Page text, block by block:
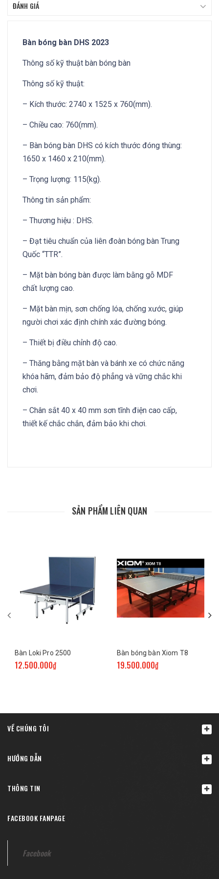
ĐÁNH GIÁ
Bàn bóng bàn DHS 2023
Thông số kỹ thuật bàn bóng bàn
Thông số kỹ thuật:
– Kích thước: 2740 x 1525 x 760(mm).
– Chiều cao: 760(mm).
– Bàn bóng bàn DHS có kích thước đóng thùng:
1650 x 1460 x 210(mm).
– Trọng lượng: 115(kg).
Thông tin sản phẩm:
– Thương hiệu : DHS.
– Đạt tiêu chuẩn của liên đoàn bóng bàn Trung
Quốc “TTR”.
– Mặt bàn bóng bàn được làm bằng gỗ MDF
chất lượng cao.
– Mặt bàn mịn, sơn chống lóa, chống xước, giúp
người chơi xác định chính xác đường bóng.
– Thiết bị điều chỉnh độ cao.
– Thăng bằng mặt bàn và bánh xe có chức năng
khóa hãm, đảm bảo độ phẳng và vững chắc khi
chơi.
– Chân sắt 40 x 40 mm sơn tĩnh điện cao cấp,
thiết kế chắc chắn, đảm bảo khi chơi.
SẢN PHẨM LIÊN QUAN
Bàn Loki Pro 2500
12.500.000₫
Bàn bóng bàn Xiom T8
19.500.000₫
VỀ CHÚNG TÔI
HƯỚNG DẪN
THÔNG TIN
FACEBOOK FANPAGE
Facebook